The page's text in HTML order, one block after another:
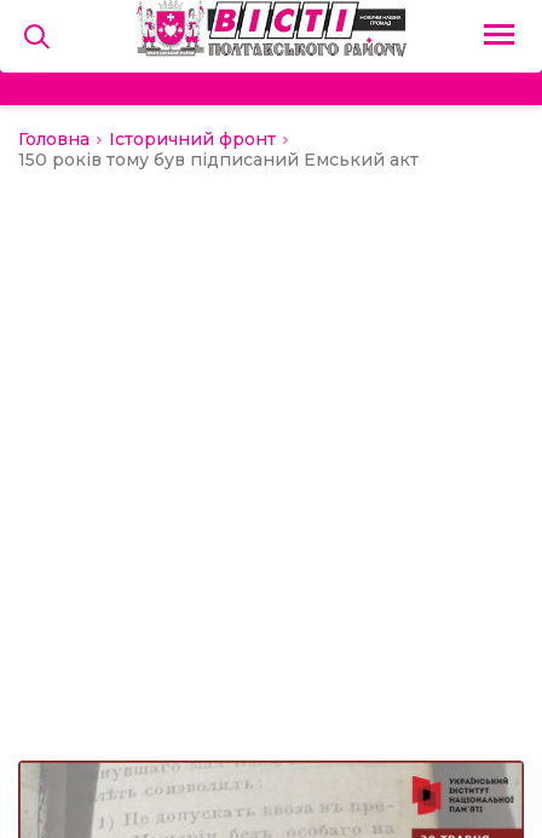
Головна
Історичний фронт
150 років тому був підписаний Емський акт